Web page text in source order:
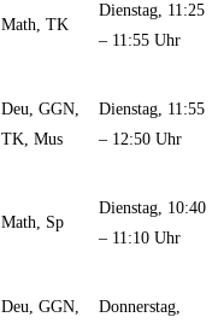
Math, TK
Dienstag, 11:25
– 11:55 Uhr
Deu, GGN,
TK, Mus
Dienstag, 11:55
– 12:50 Uhr
Math, Sp
Dienstag, 10:40
– 11:10 Uhr
Deu, GGN, Donnerstag,